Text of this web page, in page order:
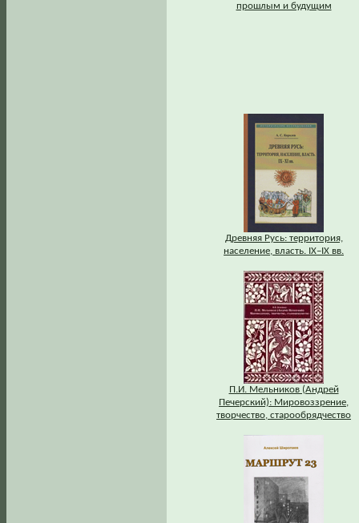
прошлым и будущим
Древняя Русь: территория,
население, власть. IХ–IХ вв.
П.И. Мельников (Андрей
Печерский): Мировоззрение,
творчество, старообрядчество